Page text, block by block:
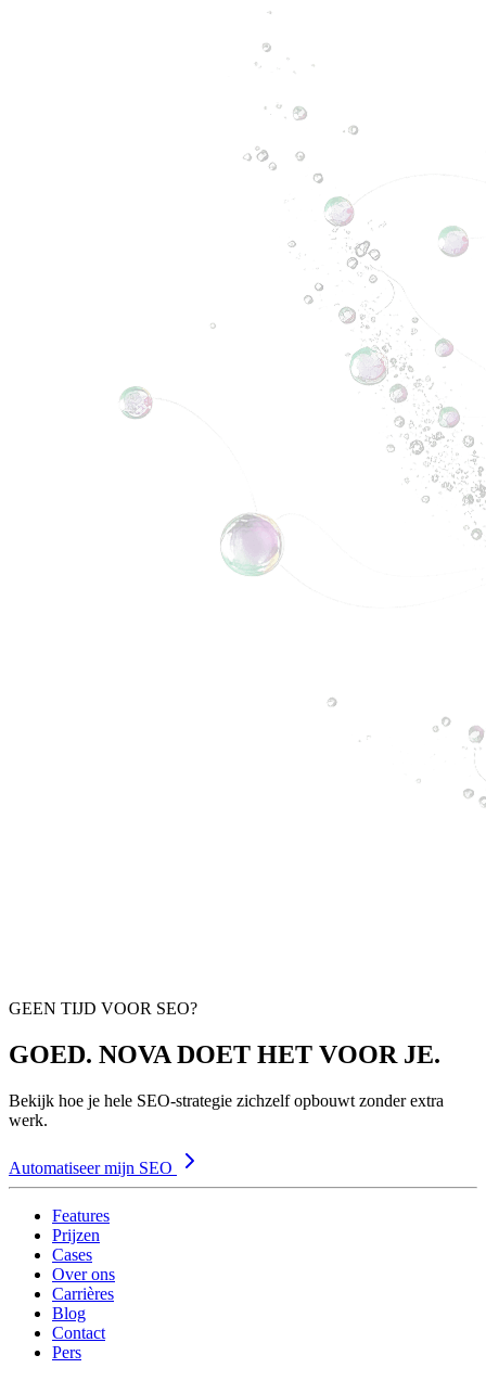
GEEN TIJD VOOR SEO?
GOED. NOVA DOET HET VOOR JE.
Bekijk hoe je hele SEO-strategie zichzelf opbouwt zonder extra
werk.
Automatiseer mijn SEO
Features
Prijzen
Cases
Over ons
Carrières
Blog
Contact
Pers